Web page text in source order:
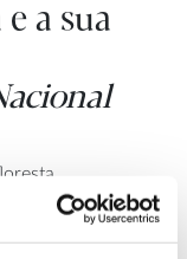
a sua
: com mais